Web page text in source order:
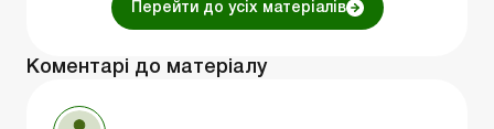
Перейти до усіх матеріалів
Коментарі до матеріалу